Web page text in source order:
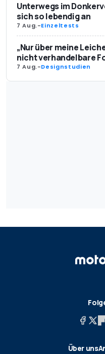
Unterwegs im
sich so lebendig an
7 Aug.-Einzeltests
„Nur über meine
nicht verhandelbare
7 Aug.-Designstudien
Über uns